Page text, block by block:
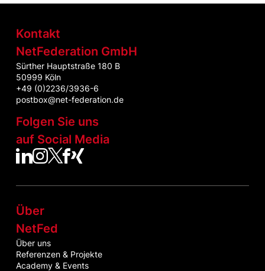
Kontakt
NetFederation GmbH
Sürther Hauptstraße 180 B
50999 Köln
+49 (0)2236/3936-6
postbox@net-federation.de
Folgen Sie uns
auf Social Media
NetFed auf LinkedIn
NetFed auf Instagram
NetFed auf Twitter
NetFed auf Facebook
NetFed auf Xing
Über
NetFed
Über uns
Referenzen & Projekte
Academy & Events